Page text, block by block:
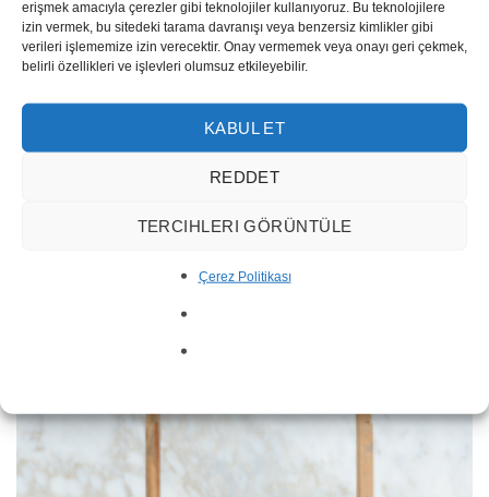
erişmek amacıyla çerezler gibi teknolojiler kullanıyoruz. Bu teknolojilere
izin vermek, bu sitedeki tarama davranışı veya benzersiz kimlikler gibi
verileri işlememize izin verecektir. Onay vermemek veya onayı geri çekmek,
belirli özellikleri ve işlevleri olumsuz etkileyebilir.
KABUL ET
REDDET
TERCIHLERI GÖRÜNTÜLE
Çerez Politikası
Polar White Marmor Unmaßplatten